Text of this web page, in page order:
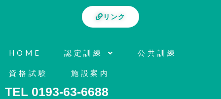
リンク
HOME 認定訓練 公共訓練
資格試験 施設案内
TEL 0193-63-6688